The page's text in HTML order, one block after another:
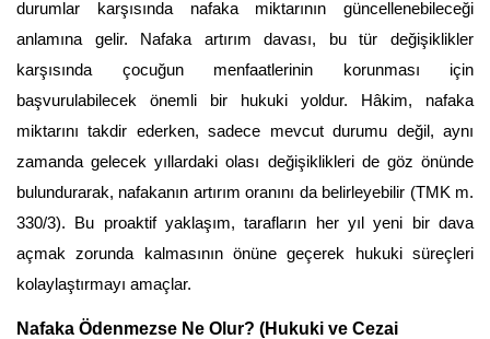
durumlar karşısında nafaka miktarının güncellenebileceği
anlamına gelir. Nafaka artırım davası, bu tür değişiklikler
karşısında çocuğun menfaatlerinin korunması için
başvurulabilecek önemli bir hukuki yoldur. Hâkim, nafaka
miktarını takdir ederken, sadece mevcut durumu değil, aynı
zamanda gelecek yıllardaki olası değişiklikleri de göz önünde
bulundurarak, nafakanın artırım oranını da belirleyebilir (TMK m.
330/3). Bu proaktif yaklaşım, tarafların her yıl yeni bir dava
açmak zorunda kalmasının önüne geçerek hukuki süreçleri
kolaylaştırmayı amaçlar.
Nafaka Ödenmezse Ne Olur? (Hukuki ve Cezai